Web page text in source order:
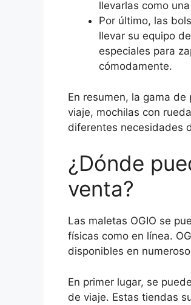
llevarlas como
Por último, las
llevar su equipo
especiales para
cómodamente.
En resumen, la gama
viaje, mochilas con
diferentes necesidades
¿Dónde
venta?
Las maletas OGIO se
físicas como en línea.
disponibles en
En primer lugar, se
de viaje. Estas tiendas